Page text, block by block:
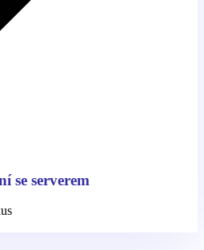
se serverem